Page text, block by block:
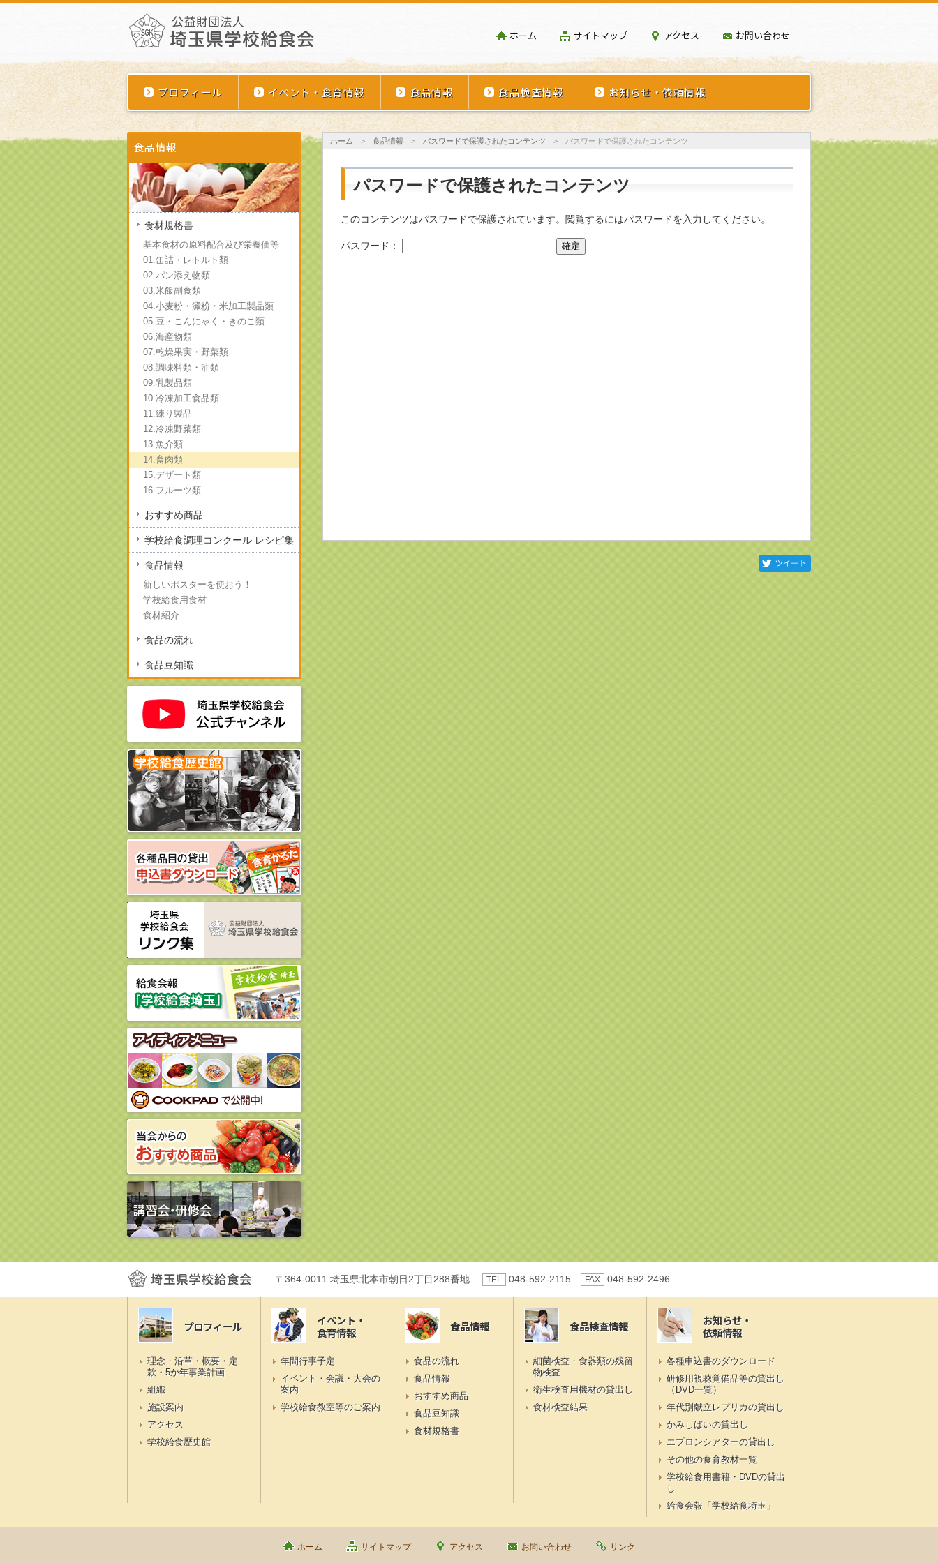
ホーム サイトマップ アクセス お問い合わせ
プロフィール イベント・食育情報 食品情報 食品検査情報 お知らせ・依頼情報
ホーム > 食品情報 > パスワードで保護されたコンテンツ > パスワードで保護されたコンテンツ
パスワードで保護されたコンテンツ
このコンテンツはパスワードで保護されています。閲覧するにはパスワードを入力してください。
パスワード：
食品情報
食材規格書
基本食材の原料配合及び栄養価等
01.缶詰・レトルト類
02.パン添え物類
03.米飯副食類
04.小麦粉・澱粉・米加工製品類
05.豆・こんにゃく・きのこ類
06.海産物類
07.乾燥果実・野菜類
08.調味料類・油類
09.乳製品類
10.冷凍加工食品類
11.練り製品
12.冷凍野菜類
13.魚介類
14.畜肉類
15.デザート類
16.フルーツ類
おすすめ商品
学校給食調理コンクール レシピ集
食品情報
新しいポスターを使おう！
学校給食用食材
食材紹介
食品の流れ
食品豆知識
〒364-0011 埼玉県北本市朝日2丁目288番地 TEL 048-592-2115 FAX 048-592-2496
プロフィール
理念・沿革・概要・定
款・5か年事業計画
組織
施設案内
アクセス
学校給食歴史館
イベント・
食育情報
年間行事予定
イベント・会議・大会の
案内
学校給食教室等のご案内
食品情報
食品の流れ
食品情報
おすすめ商品
食品豆知識
食材規格書
食品検査情報
細菌検査・食器類の残留
物検査
衛生検査用機材の貸出し
食材検査結果
お知らせ・
依頼情報
各種申込書のダウンロード
研修用視聴覚備品等の貸出し
（DVD一覧）
年代別献立レプリカの貸出し
かみしばいの貸出し
エプロンシアターの貸出し
その他の食育教材一覧
学校給食用書籍・DVDの貸出
し
給食会報「学校給食埼玉」
ホーム サイトマップ アクセス お問い合わせ リンク